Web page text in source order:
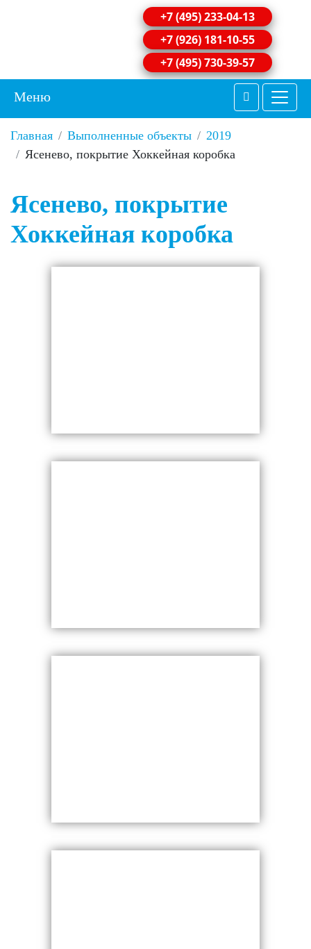
+7 (495) 233-04-13
+7 (926) 181-10-55
+7 (495) 730-39-57
Меню
Главная Выполненные объекты
2019
Ясенево, покрытие Хоккейная коробка
Ясенево, покрытие
Хоккейная коробка